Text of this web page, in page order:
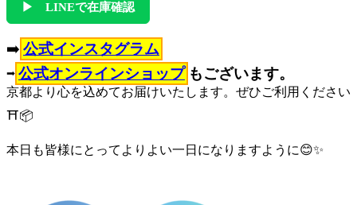
▶ LINEで在庫確認
➡️ 公式インスタグラム
➡️公式オンラインショップ もございます。
京都より心を込めてお届けいたします。ぜひご利用ください
⛩️📦
本日も皆様にとってよりよい一日になりますように😊✨